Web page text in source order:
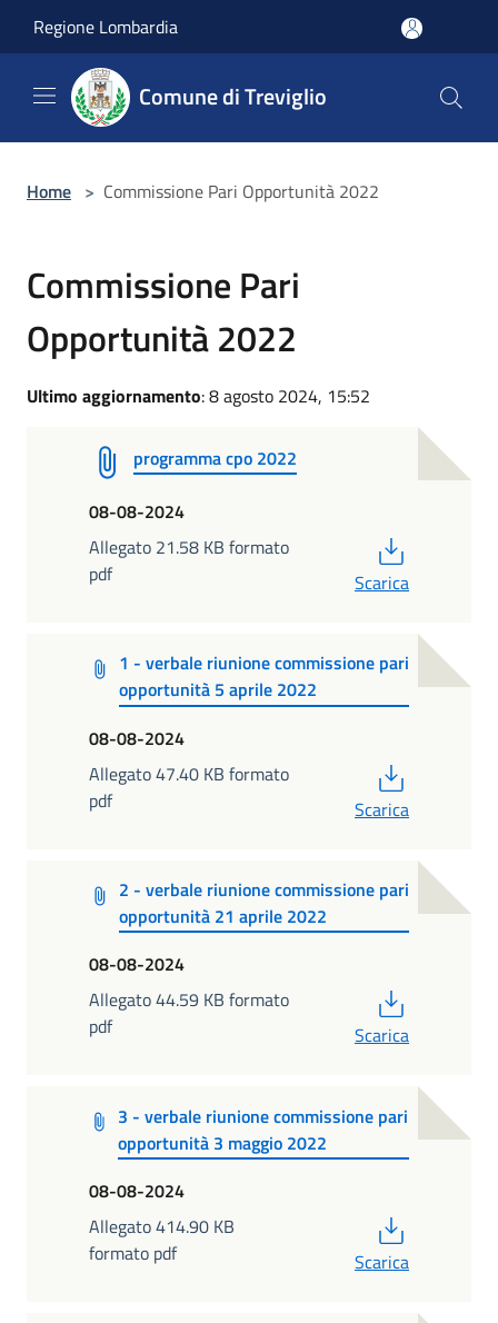
Regione Lombardia
Comune di Treviglio
Home > Commissione Pari Opportunità 2022
Commissione Pari
Opportunità 2022
Ultimo aggiornamento: 8 agosto 2024, 15:52
programma cpo 2022
08-08-2024
Allegato 21.58 KB formato
pdf
Scarica
1 - verbale riunione commissione pari
opportunità 5 aprile 2022
08-08-2024
Allegato 47.40 KB formato
pdf
Scarica
2 - verbale riunione commissione pari
opportunità 21 aprile 2022
08-08-2024
Allegato 44.59 KB formato
pdf
Scarica
3 - verbale riunione commissione pari
opportunità 3 maggio 2022
08-08-2024
Allegato 414.90 KB
formato pdf
Scarica